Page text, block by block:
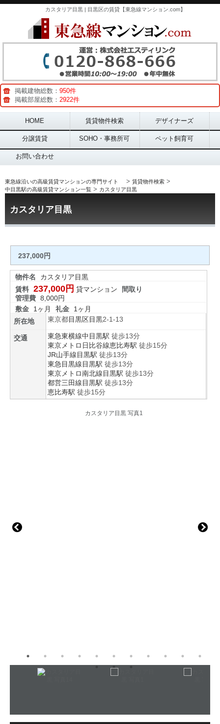
カスタリア目黒 | 目黒区の賃貸【東急線マンション.com】
掲載建物総数： 950件
掲載部屋総数： 2922件
Main menu
HOME 賃貸物件検索 デザイナーズ
分譲賃貸 SOHO・事務所可 ペット飼育可
お問い合わせ
東急線沿いの高級賃貸マンションの専門サイト > 賃貸物件検索 >
中目黒駅の高級賃貸マンション一覧 > カスタリア目黒
カスタリア目黒
237,000円
物件名
カスタリア目黒
賃料 237,000円 貸マンション
間取り
管理費 8,000円
敷金
1ヶ月 礼金
1ヶ月
所在地
東京都目黒区目黒2-1-13
交通 東急東横線中目黒駅 徒歩13分
東京メトロ日比谷線恵比寿駅 徒歩15分
JR山手線目黒駅 徒歩13分
東急目黒線目黒駅 徒歩13分
東京メトロ南北線目黒駅 徒歩13分
都営三田線目黒駅 徒歩13分
恵比寿駅 徒歩15分